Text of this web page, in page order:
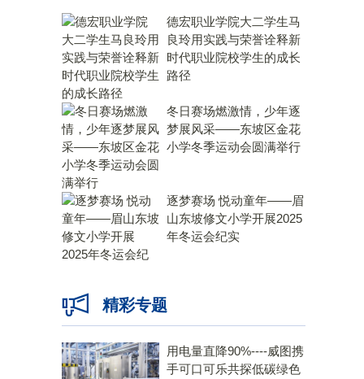
德宏职业学院大二学生马
良玲用实践与荣誉诠释新
时代职业院校学生的成长
路径
冬日赛场燃激情，少年逐
梦展风采——东坡区金花
小学冬季运动会圆满举行
逐梦赛场 悦动童年——眉
山东坡修文小学开展2025
年冬运会纪实
精彩专题
用电量直降90%----威图携
手可口可乐共探低碳绿色